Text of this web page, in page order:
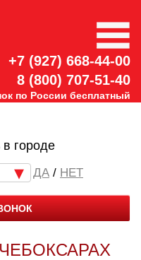
+7 (927) 668-44-00
8 (800) 707-51-40
по России бесплатный
городе
/ НЕТ